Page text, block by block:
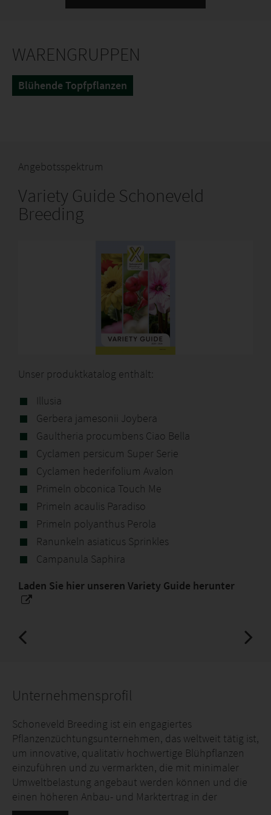
WARENGRUPPEN
Blühende Topfpflanzen
Angebotsspektrum
Variety Guide Schoneveld
Breeding
Unser produktkatalog enthält:
Illusia
Gerbera jamesonii Joybera
Gaultheria procumbens Ciao Bella
Cyclamen persicum Super Serie
Cyclamen hederifolium Avalon
Primeln obconica Touch Me
Primeln acaulis Paradiso
Primeln polyanthus Perola
Ranunkeln asiaticus Sprinkles
Campanula Saphira
Laden Sie hier unseren Variety Guide herunter
Unternehmensprofil
Schoneveld Breeding ist ein engagiertes
Pflanzenzüchtungsunternehmen, das weltweit tätig ist,
um innovative, qualitativ hochwertige Blühpflanzen
einzuführen und zu vermarkten, die mit minimaler
Umweltbelastung angebaut werden können und die
einen höheren Anbau- und Marktertrag in der
gesamten Kette bieten und einen inspirierenden